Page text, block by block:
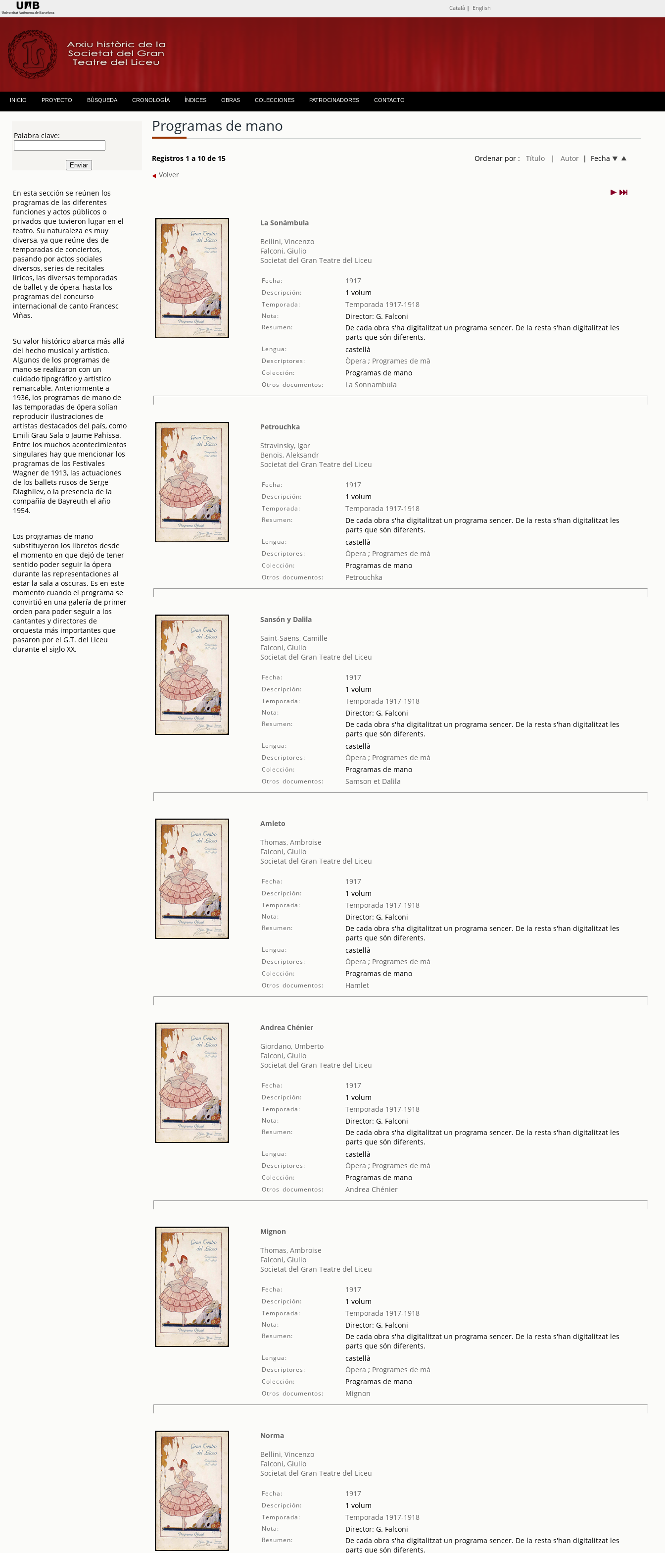
Català | English
INICIO PROYECTO BÚSQUEDA CRONOLOGÍA ÍNDICES OBRAS COLECCIONES PATROCINADORES CONTACTO
Palabra clave:
En esta sección se reúnen los
programas de las diferentes
funciones y actos públicos o
privados que tuvieron lugar en el
teatro. Su naturaleza es muy
diversa, ya que reúne des de
temporadas de conciertos,
pasando por actos sociales
diversos, series de recitales
líricos, las diversas temporadas
de ballet y de ópera, hasta los
programas del concurso
internacional de canto Francesc
Viñas.
Su valor histórico abarca más allá
del hecho musical y artístico.
Algunos de los programas de
mano se realizaron con un
cuidado tipográfico y artístico
remarcable. Anteriormente a
1936, los programas de mano de
las temporadas de ópera solían
reproducir ilustraciones de
artistas destacados del país, como
Emili Grau Sala o Jaume Pahissa.
Entre los muchos acontecimientos
singulares hay que mencionar los
programas de los Festivales
Wagner de 1913, las actuaciones
de los ballets rusos de Serge
Diaghilev, o la presencia de la
compañía de Bayreuth el año
1954.
Los programas de mano
substituyeron los libretos desde
el momento en que dejó de tener
sentido poder seguir la ópera
durante las representaciones al
estar la sala a oscuras. Es en este
momento cuando el programa se
convirtió en una galería de primer
orden para poder seguir a los
cantantes y directores de
orquesta más importantes que
pasaron por el G.T. del Liceu
durante el siglo XX.
Programas de mano
Registros 1 a 10 de 15 Ordenar por : Título | Autor| Fecha
Volver
La Sonámbula
Bellini, Vincenzo
Falconi, Giulio
Societat del Gran Teatre del Liceu
Fecha: 1917
Descripción: 1 volum
Temporada: Temporada 1917-1918
Nota: Director: G. Falconi
Resumen:
De cada obra s'ha digitalitzat un programa sencer. De la resta s'han digitalitzat les
parts que són diferents.
Lengua: castellà
Descriptores: Òpera ; Programes de mà
Colección: Programas de mano
Otros documentos: La Sonnambula
Petrouchka
Stravinsky, Igor
Benois, Aleksandr
Societat del Gran Teatre del Liceu
Fecha: 1917
Descripción: 1 volum
Temporada: Temporada 1917-1918
Resumen:
De cada obra s'ha digitalitzat un programa sencer. De la resta s'han digitalitzat les
parts que són diferents.
Lengua: castellà
Descriptores: Òpera ; Programes de mà
Colección: Programas de mano
Otros documentos: Petrouchka
Sansón y Dalila
Saint-Saëns, Camille
Falconi, Giulio
Societat del Gran Teatre del Liceu
Fecha: 1917
Descripción: 1 volum
Temporada: Temporada 1917-1918
Nota: Director: G. Falconi
Resumen:
De cada obra s'ha digitalitzat un programa sencer. De la resta s'han digitalitzat les
parts que són diferents.
Lengua: castellà
Descriptores: Òpera ; Programes de mà
Colección: Programas de mano
Otros documentos: Samson et Dalila
Amleto
Thomas, Ambroise
Falconi, Giulio
Societat del Gran Teatre del Liceu
Fecha: 1917
Descripción: 1 volum
Temporada: Temporada 1917-1918
Nota: Director: G. Falconi
Resumen:
De cada obra s'ha digitalitzat un programa sencer. De la resta s'han digitalitzat les
parts que són diferents.
Lengua: castellà
Descriptores: Òpera ; Programes de mà
Colección: Programas de mano
Otros documentos: Hamlet
Andrea Chénier
Giordano, Umberto
Falconi, Giulio
Societat del Gran Teatre del Liceu
Fecha: 1917
Descripción: 1 volum
Temporada: Temporada 1917-1918
Nota: Director: G. Falconi
Resumen:
De cada obra s'ha digitalitzat un programa sencer. De la resta s'han digitalitzat les
parts que són diferents.
Lengua: castellà
Descriptores: Òpera ; Programes de mà
Colección: Programas de mano
Otros documentos: Andrea Chénier
Mignon
Thomas, Ambroise
Falconi, Giulio
Societat del Gran Teatre del Liceu
Fecha: 1917
Descripción: 1 volum
Temporada: Temporada 1917-1918
Nota: Director: G. Falconi
Resumen:
De cada obra s'ha digitalitzat un programa sencer. De la resta s'han digitalitzat les
parts que són diferents.
Lengua: castellà
Descriptores: Òpera ; Programes de mà
Colección: Programas de mano
Otros documentos: Mignon
Norma
Bellini, Vincenzo
Falconi, Giulio
Societat del Gran Teatre del Liceu
Fecha: 1917
Descripción: 1 volum
Temporada: Temporada 1917-1918
Nota: Director: G. Falconi
Resumen:
De cada obra s'ha digitalitzat un programa sencer. De la resta s'han digitalitzat les
parts que són diferents.